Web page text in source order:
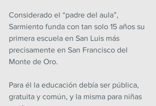
Considerado el “padre del aula”,
Sarmiento funda con tan solo 15 años su
primera escuela en San Luis más
precisamente en San Francisco del
Monte de Oro.
Para él la educación debía ser pública,
gratuita y común, y la misma para niñas